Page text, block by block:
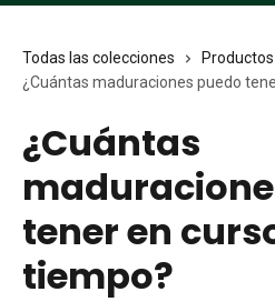
Todas las colecciones
¿Cuántas maduraciones puedo
¿Cuántas
tener en
tiempo?